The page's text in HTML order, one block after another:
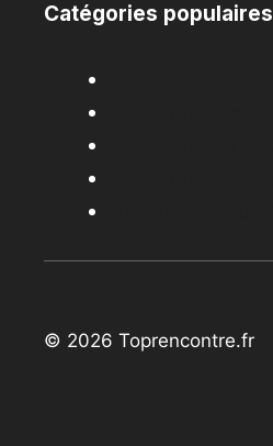
Catégories populaires
© 2026 Toprencontre.fr